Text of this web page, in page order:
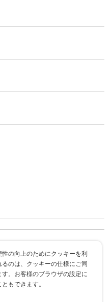
の向上のためにクッキーを利
のは、クッキーの仕様にご同
。お客様のブラウザの設定に
もできます。